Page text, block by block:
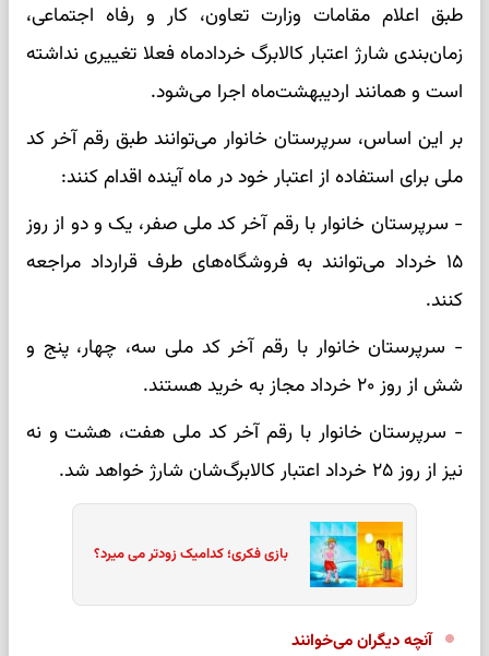
طبق اعلام مقامات وزارت تعاون، کار و رفاه اجتماعی،
زمان‌بندی شارژ اعتبار کالابرگ خردادماه فعلا تغییری نداشته
است و همانند اردیبهشت‌ماه اجرا می‌شود.
بر این اساس، سرپرستان خانوار می‌توانند طبق رقم آخر کد
ملی برای استفاده از اعتبار خود در ماه آینده اقدام کنند:
- سرپرستان خانوار با رقم آخر کد ملی صفر، یک و دو از روز
۱۵ خرداد می‌توانند به فروشگاه‌های طرف قرارداد مراجعه
کنند.
- سرپرستان خانوار با رقم آخر کد ملی سه، چهار، پنج و
شش از روز ۲۰ خرداد مجاز به خرید هستند.
- سرپرستان خانوار با رقم آخر کد ملی هفت، هشت و نه
نیز از روز ۲۵ خرداد اعتبار کالابرگ‌شان شارژ خواهد شد.
بازی فکری؛ کدامیک زودتر می میرد؟
آنچه دیگران می‌خوانند